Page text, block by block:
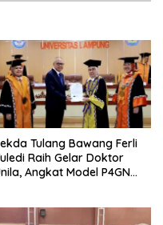
Tulang Bawang Ferli
Raih Gelar Doktor
Angkat Model P4GN